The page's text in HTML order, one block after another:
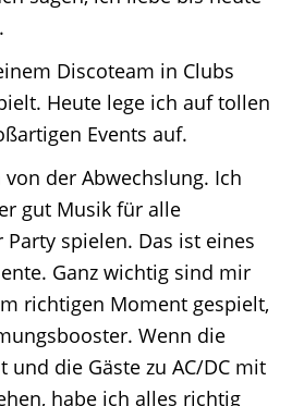
Discoteam in Clubs
Heute lege ich auf tollen
Events auf.
der Abwechslung. Ich
gut Musik für alle
spielen. Das ist eines
Ganz wichtig sind mir
richtigen Moment gespielt,
Wenn die
und die Gäste zu AC/DC mit
habe ich alles richtig